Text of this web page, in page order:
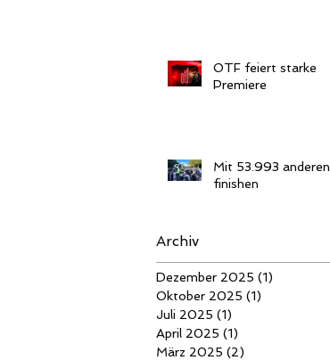
OTF feiert starke
Premiere
Mit 53.993 anderen
finishen
Archiv
Dezember 2025 (1)
Oktober 2025 (1)
Juli 2025 (1)
April 2025 (1)
März 2025 (2)